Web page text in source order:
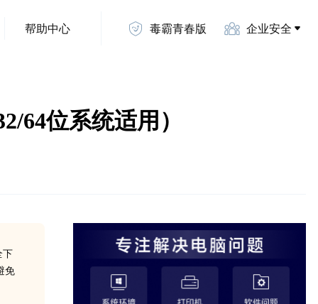
帮助中心 毒霸青春版 企业安全
64位系统适用）
下
免